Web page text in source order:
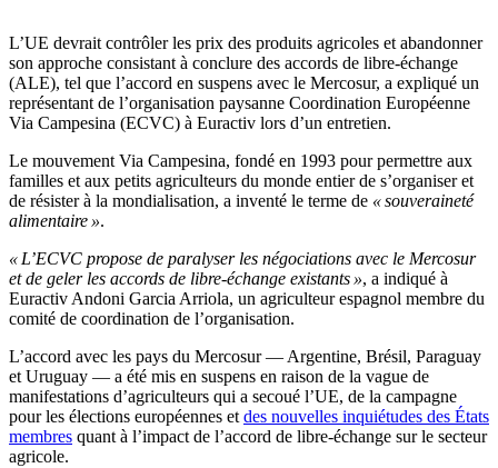
L’UE devrait contrôler les prix des produits agricoles et abandonner
son approche consistant à conclure des accords de libre-échange
(ALE), tel que l’accord en suspens avec le Mercosur, a expliqué un
représentant de l’organisation paysanne Coordination Européenne
Via Campesina (ECVC) à Euractiv lors d’un entretien.
Le mouvement Via Campesina, fondé en 1993 pour permettre aux
familles et aux petits agriculteurs du monde entier de s’organiser et
de résister à la mondialisation, a inventé le terme de « souveraineté
alimentaire ».
« L’ECVC propose de paralyser les négociations avec le Mercosur
et de geler les accords de libre-échange existants », a indiqué à
Euractiv Andoni Garcia Arriola, un agriculteur espagnol membre du
comité de coordination de l’organisation.
L’accord avec les pays du Mercosur — Argentine, Brésil, Paraguay
et Uruguay — a été mis en suspens en raison de la vague de
manifestations d’agriculteurs qui a secoué l’UE, de la campagne
pour les élections européennes et des nouvelles inquiétudes des États
membres quant à l’impact de l’accord de libre-échange sur le secteur
agricole.